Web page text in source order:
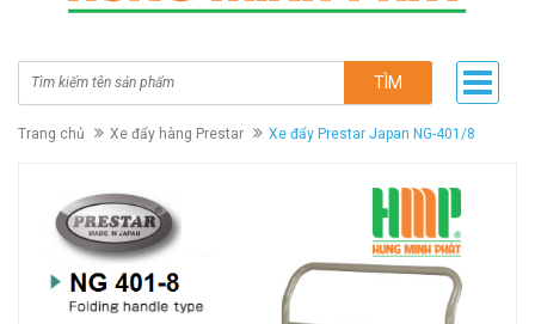
TÌM
Trang chủ Xe đẩy hàng Prestar Xe đẩy Prestar Japan NG-401/8